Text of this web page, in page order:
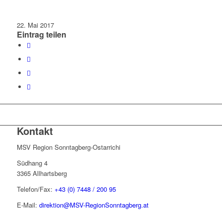
22. Mai 2017
Eintrag teilen
Kontakt
MSV Region Sonntagberg-Ostarrichi
Südhang 4
3365 Allhartsberg
Telefon/Fax: +43 (0) 7448 / 200 95
E-Mail: direktion@MSV-RegionSonntagberg.at